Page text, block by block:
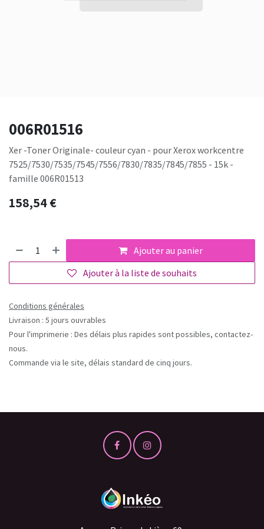
006R01516
Xer -Toner Originale- couleur cyan - pour Xerox workcentre
7525/7530/7535/7545/7556/7830/7835/7845/7855 - 15k -
famille 006R01513
158,54€
Ajouter au panier
Ajouter à la liste de souhaits
Conditions générales
Livraison : 5 jours ouvrables
Pour l'imprimerie : Des délais plus rapides sont possibles, contactez-
nous.
Commande via le site, délais standard de cinq jours.